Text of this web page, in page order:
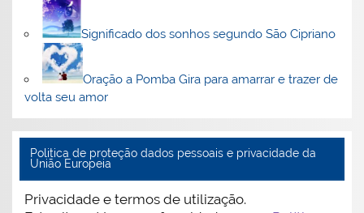
Significado dos sonhos segundo São Cipriano
Oração a Pomba Gira para amarrar e trazer de
volta seu amor
Politica de proteção dados pessoais e privacidade da
União Europeia
Privacidade e termos de utilização.